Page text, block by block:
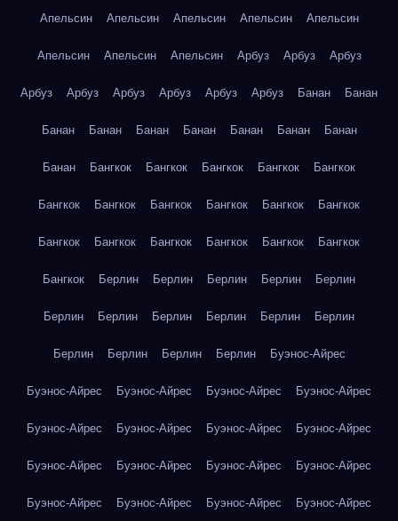
Апельсин Апельсин Апельсин Апельсин Апельсин
Апельсин Апельсин Апельсин Арбуз Арбуз Арбуз
Арбуз Арбуз Арбуз Арбуз Арбуз Арбуз Банан Банан
Банан Банан Банан Банан Банан Банан Банан
Банан Бангкок Бангкок Бангкок Бангкок Бангкок
Бангкок Бангкок Бангкок Бангкок Бангкок Бангкок
Бангкок Бангкок Бангкок Бангкок Бангкок Бангкок
Бангкок Берлин Берлин Берлин Берлин Берлин
Берлин Берлин Берлин Берлин Берлин Берлин
Берлин Берлин Берлин Берлин Буэнос-Айрес
Буэнос-Айрес Буэнос-Айрес Буэнос-Айрес Буэнос-Айрес
Буэнос-Айрес Буэнос-Айрес Буэнос-Айрес Буэнос-Айрес
Буэнос-Айрес Буэнос-Айрес Буэнос-Айрес Буэнос-Айрес
Буэнос-Айрес Буэнос-Айрес Буэнос-Айрес Буэнос-Айрес